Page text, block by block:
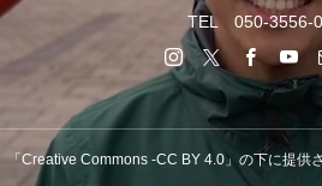
TEL 050-3556-
「Creative Commons -CC BY 4.0」の下に提